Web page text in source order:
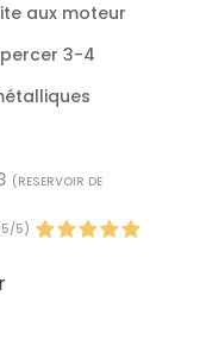
aux moteur
3-4
( RESERVOIR DE
5/5 )